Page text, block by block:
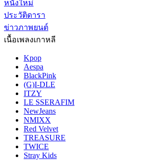
หนังใหม่
ประวัติดารา
ข่าวภาพยนต์
เนื้อเพลงเกาหลี
Kpop
Aespa
BlackPink
(G)I-DLE
ITZY
LE SSERAFIM
NewJeans
NMIXX
Red Velvet
TREASURE
TWICE
Stray Kids